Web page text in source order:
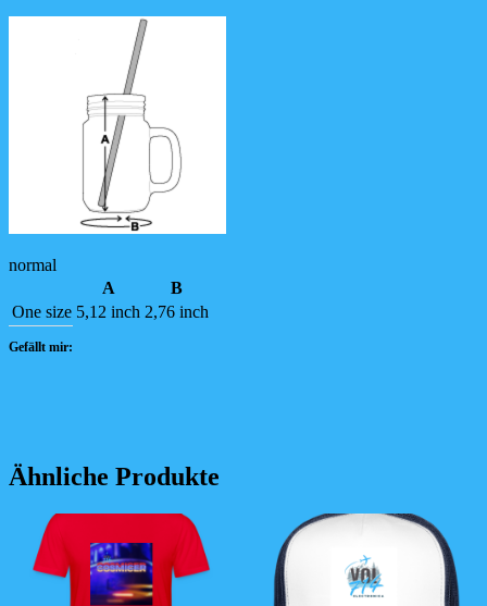
normal
A
B
One size 5,12 inch 2,76 inch
Gefällt mir:
Ähnliche Produkte